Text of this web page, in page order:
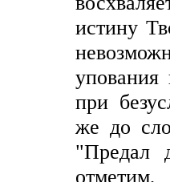
истину
при
же до
"Предал
отметим,